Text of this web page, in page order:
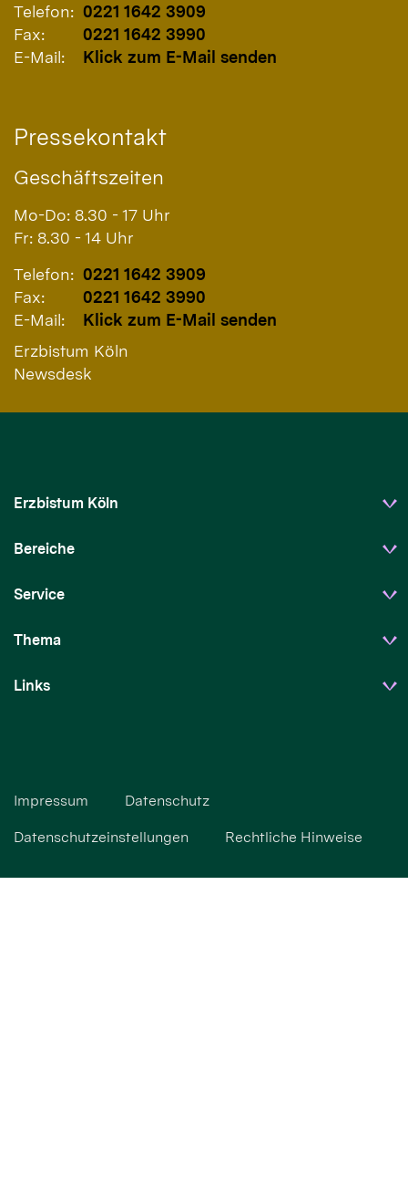
Telefon: 0221 1642 3909
Fax:
0221 1642 3990
E-Mail:
Klick zum E-Mail senden
Pressekontakt
Geschäftszeiten
Mo-Do: 8.30 - 17 Uhr
Fr: 8.30 - 14 Uhr
Telefon: 0221 1642 3909
Fax:
0221 1642 3990
E-Mail:
Klick zum E-Mail senden
Erzbistum Köln
Newsdesk
Erzbistum Köln
Bereiche
Service
Thema
Links
Impressum Datenschutz
Datenschutzeinstellungen Rechtliche Hinweise